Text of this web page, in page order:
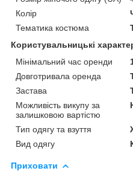
Колір
Тематика костюма
Користувальницькі
Мінімальний час оренди
Довготривала оренда
Застава
Можливість викупу за
залишковою вартістю
Тип одягу та взуття
Вид одягу
Приховати